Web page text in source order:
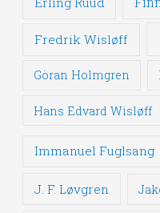
Fredrik Wisløff
Göran Holmgren
Hans Edvard Wisløff
Immanuel Fuglsang
J. F. Løvgren